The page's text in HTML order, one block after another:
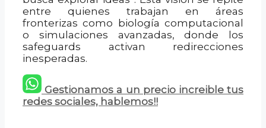
entre quienes trabajan en áreas
fronterizas como biología computacional
o simulaciones avanzadas, donde los
safeguards activan redirecciones
inesperadas.
Gestionamos a un precio increible tus
redes sociales, hablemos!!